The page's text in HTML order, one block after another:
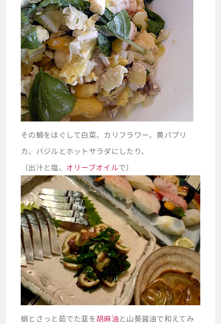
その鯛をほぐして白菜、カリフラワー、黄パプリ
カ、バジルとホットサラダにしたり、
（出汁と塩、 オリーブオイルで）
蛸とさっと茹でた韮を胡麻油と山葵醤油で和えてみ